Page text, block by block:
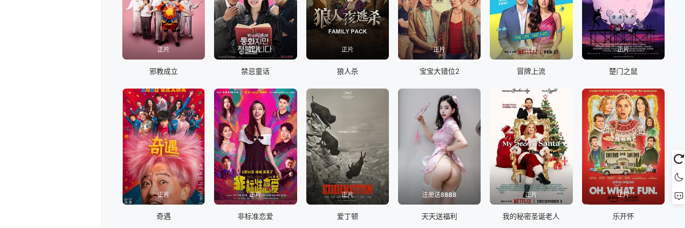
正片
邪教成立
正片
禁忌童话
正片
狼人杀
正片
宝宝大错位2
正片
冒牌上流
正片
楚门之鼠
正片
奇遇
正片
非标准恋爱
正片
爱丁顿
注册送8888
天天送福利
正片
我的秘密圣诞老人
正片
乐开怀